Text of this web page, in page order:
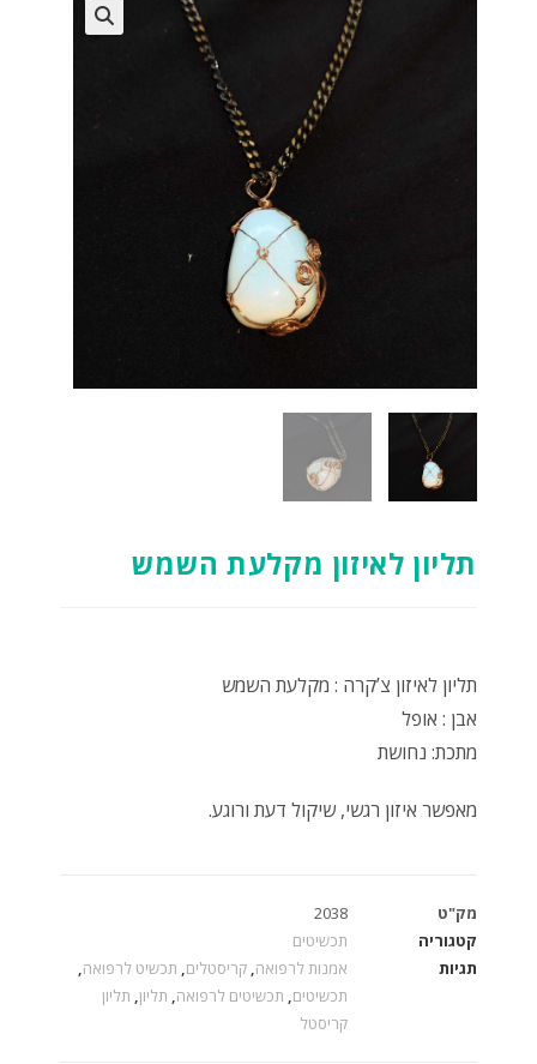
תליון לאיזון מקלעת השמש
תליון לאיזון צ’קרה : מקלעת השמש
אבן : אופל
מתכת: נחושת
מאפשר איזון רגשי, שיקול דעת ורוגע.
מק"ט
2038
קטגוריה
תכשיטים
תגיות
אמנות לרפואה, קריסטלים, תכשיט לרפואה,
תכשיטים, תכשיטים לרפואה, תליון, תליון
קריסטל